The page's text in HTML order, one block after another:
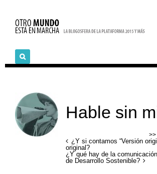
Hable sin
¿Y si contamos “Versión
original?
¿Y qué hay de la
de Desarrollo Sostenible?